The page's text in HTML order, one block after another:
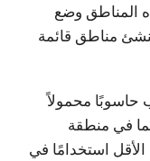
المناطق وضع
مناطق قائمة
حاسوبًا محمولاً
في منطقة
استخدامًا في